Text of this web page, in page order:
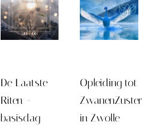
De Laatste
Riten ~
basisdag
Opleiding tot
ZwanenZuster
in Zwolle